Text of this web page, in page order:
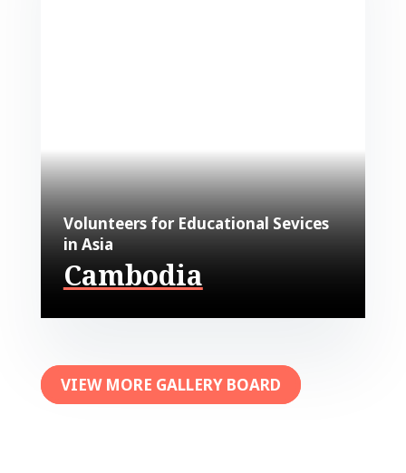
Volunteers for Educational Sevices
in Asia
Cambodia
VIEW MORE GALLERY BOARD